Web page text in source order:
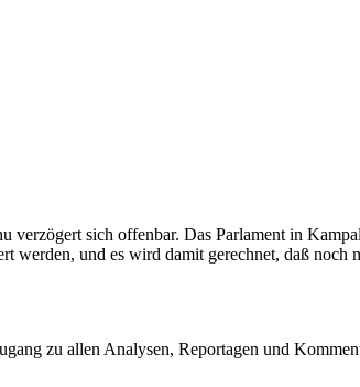
verzögert sich offenbar. Das Parlament in
werden, und es wird damit gerechnet, daß noch
zu allen Analysen, Reportagen und